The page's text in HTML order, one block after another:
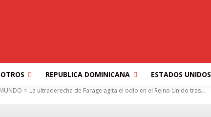
REPUBLICA DOMINICANA ESTADOS UNIDOS
MUNDO La ultraderecha de Farage agita el odio en el Reino Unido tras...